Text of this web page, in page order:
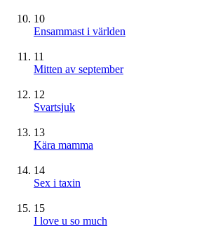
10
Ensammast i världen
11
Mitten av september
12
Svartsjuk
13
Kära mamma
14
Sex i taxin
15
I love u so much